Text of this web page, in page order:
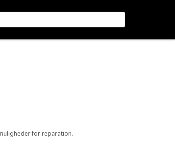
for reparation.